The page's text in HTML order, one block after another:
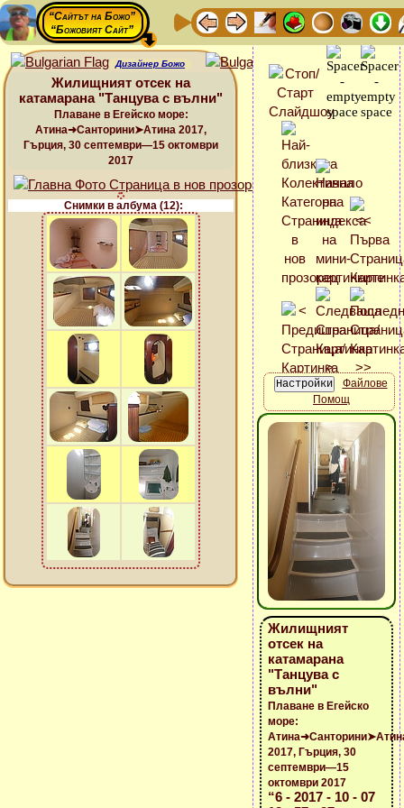
“Сайтът на Божо”
“Божовият Сайт”
Дизайнер Божо
Жилищният отсек на
катамарана "Танцува с вълни"
Плаване в Егейско море:
Атина➜Санторини➤Атина 2017,
Гърция, 30 септември—15 октомври
2017
Снимки в албума (12):
Файлове
Помощ
Жилищният
отсек на
катамарана
"Танцува с
вълни"
Плаване в Егейско
море:
2017, Гърция, 30
септември—15
октомври 2017
“6 - 2017 - 10 - 07